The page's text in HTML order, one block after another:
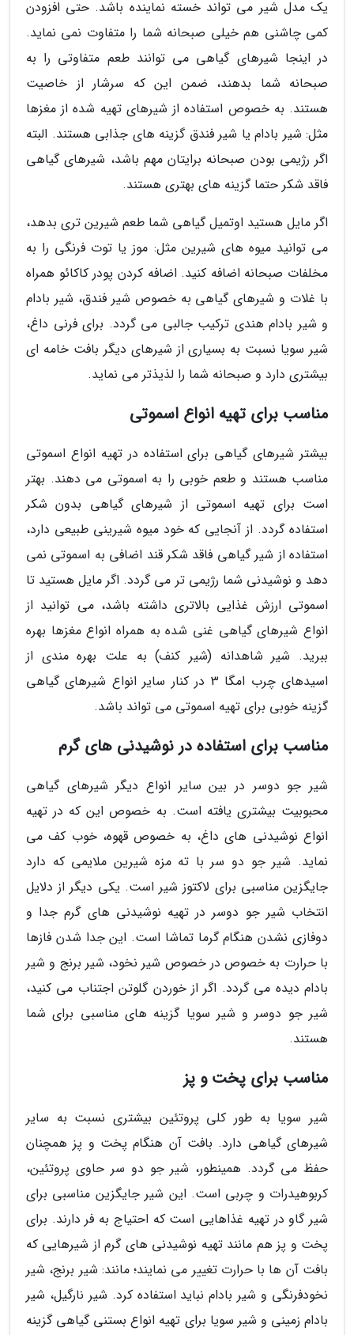
یک مدل شیر می تواند خسته نماینده باشد. حتی افزودن
کمی چاشنی هم خیلی صبحانه شما را متفاوت نمی نماید.
در اینجا شیرهای گیاهی می توانند طعم متفاوتی را به
صبحانه شما بدهند، ضمن این که سرشار از خاصیت
هستند. به خصوص استفاده از شیرهای تهیه شده از مغزها
مثل: شیر بادام یا شیر فندق گزینه های جذابی هستند. البته
اگر رژیمی بودن صبحانه برایتان مهم باشد، شیرهای گیاهی
فاقد شکر حتما گزینه های بهتری هستند.
اگر مایل هستید اوتمیل گیاهی شما طعم شیرین تری بدهد،
می توانید میوه های شیرین مثل: موز یا توت فرنگی را به
مخلفات صبحانه اضافه کنید. اضافه کردن پودر کاکائو همراه
با غلات و شیرهای گیاهی به خصوص شیر فندق، شیر بادام
و شیر بادام هندی ترکیب جالبی می گردد. برای فرنی داغ،
شیر سویا نسبت به بسیاری از شیرهای دیگر بافت خامه ای
بیشتری دارد و صبحانه شما را لذیذتر می نماید.
مناسب برای تهیه انواع اسموتی
بیشتر شیرهای گیاهی برای استفاده در تهیه انواع اسموتی
مناسب هستند و طعم خوبی را به اسموتی می دهند. بهتر
است برای تهیه اسموتی از شیرهای گیاهی بدون شکر
استفاده گردد. از آنجایی که خود میوه شیرینی طبیعی دارد،
استفاده از شیر گیاهی فاقد شکر قند اضافی به اسموتی نمی
دهد و نوشیدنی شما رژیمی تر می گردد. اگر مایل هستید تا
اسموتی ارزش غذایی بالاتری داشته باشد، می توانید از
انواع شیرهای گیاهی غنی شده به همراه انواع مغزها بهره
ببرید. شیر شاهدانه (شیر کنف) به علت بهره مندی از
اسیدهای چرب امگا 3 در کنار سایر انواع شیرهای گیاهی
گزینه خوبی برای تهیه اسموتی می تواند باشد.
مناسب برای استفاده در نوشیدنی های گرم
شیر جو دوسر در بین سایر انواع دیگر شیرهای گیاهی
محبوبیت بیشتری یافته است. به خصوص این که در تهیه
انواع نوشیدنی های داغ، به خصوص قهوه، خوب کف می
نماید. شیر جو دو سر با ته مزه شیرین ملایمی که دارد
جایگزین مناسبی برای لاکتوز شیر است. یکی دیگر از دلایل
انتخاب شیر جو دوسر در تهیه نوشیدنی های گرم جدا و
دوفازی نشدن هنگام گرما تماشا است. این جدا شدن فازها
با حرارت به خصوص در خصوص شیر نخود، شیر برنج و شیر
بادام دیده می گردد. اگر از خوردن گلوتن اجتناب می کنید،
شیر جو دوسر و شیر سویا گزینه های مناسبی برای شما
هستند.
مناسب برای پخت و پز
شیر سویا به طور کلی پروتئین بیشتری نسبت به سایر
شیرهای گیاهی دارد. بافت آن هنگام پخت و پز همچنان
حفظ می گردد. همینطور، شیر جو دو سر حاوی پروتئین،
کربوهیدرات و چربی است. این شیر جایگزین مناسبی برای
شیر گاو در تهیه غذاهایی است که احتیاج به فر دارند. برای
پخت و پز هم مانند تهیه نوشیدنی های گرم از شیرهایی که
بافت آن ها با حرارت تغییر می نمایند؛ مانند: شیر برنج، شیر
نخودفرنگی و شیر بادام نباید استفاده کرد. شیر نارگیل، شیر
بادام زمینی و شیر سویا برای تهیه انواع بستنی گیاهی گزینه